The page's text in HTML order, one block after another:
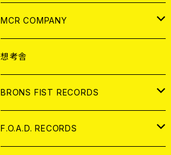
ANALOG
CD
ANALOG
MCR COMPANY
CD
アパレル
ANALOG
想考舎
BRONS FIST RECORDS
CD
F.O.A.D. RECORDS